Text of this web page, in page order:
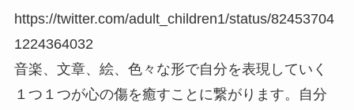
https://twitter.com/adult_children1/status/82453704
1224364032
音楽、文章、絵、色々な形で自分を表現していく
１つ１つが心の傷を癒すことに繋がります。自分